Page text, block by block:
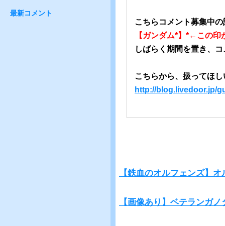
こちらコメント募集中
【ガンダム*】*←この印
しばらく期間を置き、
こちらから、扱ってほ
http://blog.livedoor.jp/
【鉄血のオルフェンズ】
【画像あり】ベテランガ
最新コメント